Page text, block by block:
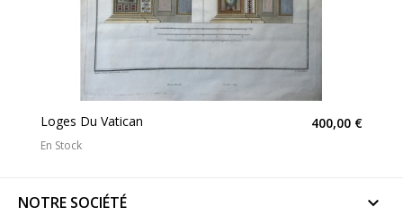
Loges Du Vatican 400,00 €
En Stock
NOTRE SOCIÉTÉ 